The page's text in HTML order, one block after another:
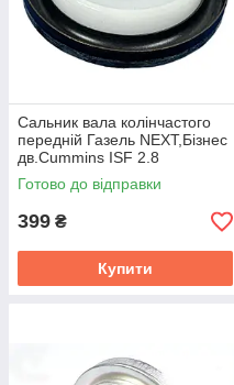
Сальник вала колiнчастого
переднiй Газель NEXT,Бiзнес
дв.Cummins ISF 2.8
(Cummins) 5265266
Готово до відправки
399 ₴
Купити